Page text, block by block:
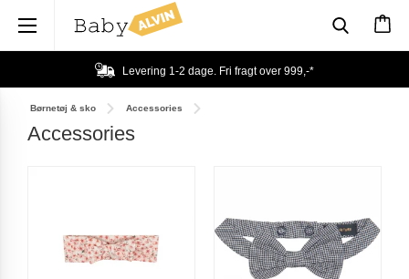
Levering 1-2 dage. Fri fragt over 999,-*
Børnetøj & sko Accessories
Accessories